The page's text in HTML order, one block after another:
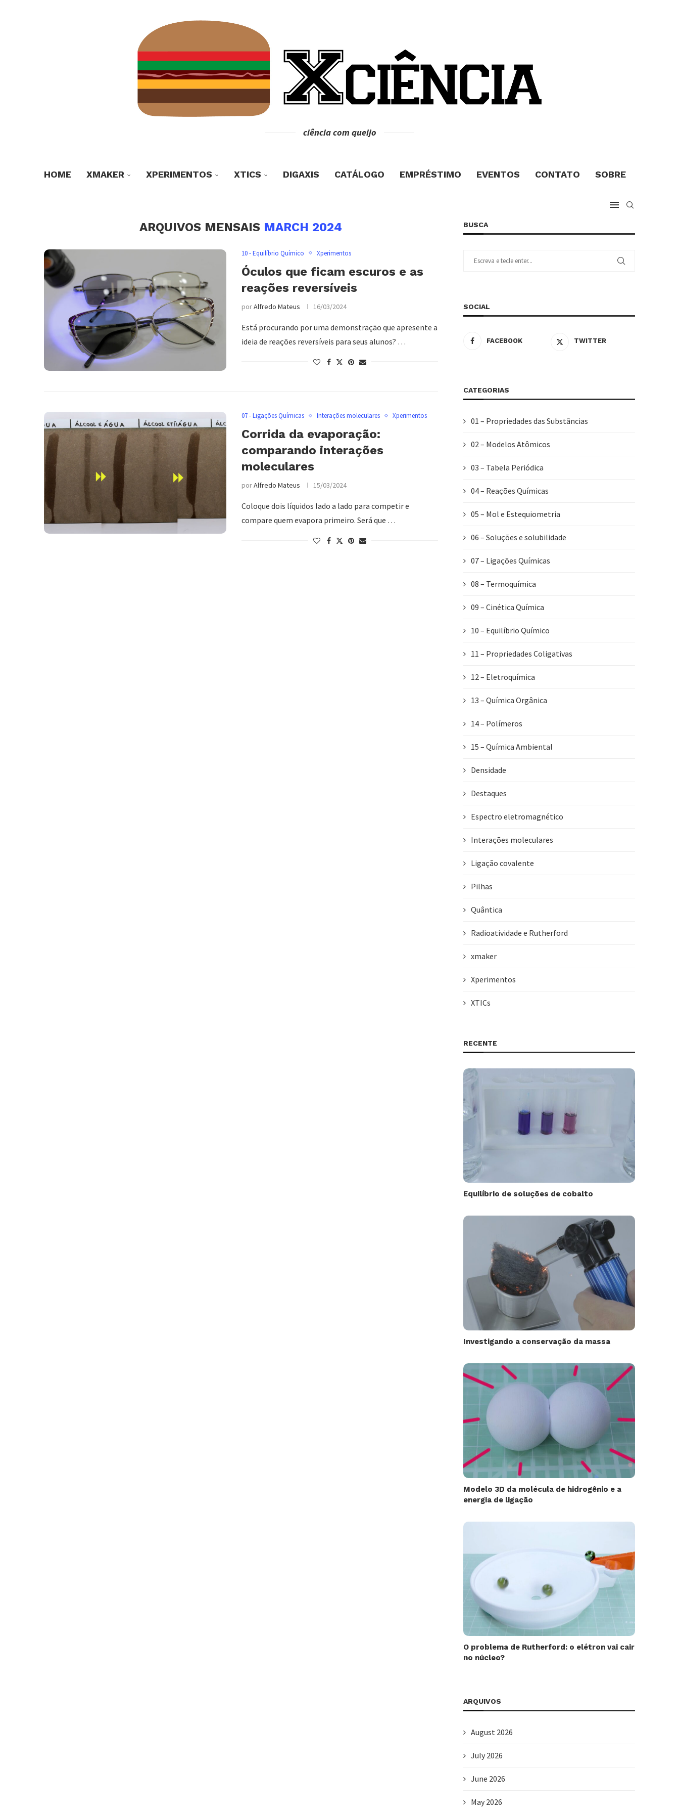
ciência com queijo
HOME XMAKER XPERIMENTOS XTICS DIGAXIS CATÁLOGO EMPRÉSTIMO EVENTOS CONTATO SOBRE
ARQUIVOS MENSAIS MARCH 2024
10 - Equilíbrio Químico Xperimentos
Óculos que ficam escuros e as
reações reversíveis
porAlfredo Mateus 16/03/2024
Está procurando por uma demonstração que apresente a
ideia de reações reversíveis para seus alunos? …
07 - Ligações Químicas Interações moleculares Xperimentos
Corrida da evaporação:
comparando interações
moleculares
porAlfredo Mateus 15/03/2024
Coloque dois líquidos lado a lado para competir e
compare quem evapora primeiro. Será que …
BUSCA
SOCIAL
FACEBOOK TWITTER
CATEGORIAS
01 – Propriedades das Substâncias
02 – Modelos Atômicos
03 – Tabela Periódica
04 – Reações Químicas
05 – Mol e Estequiometria
06 – Soluções e solubilidade
07 – Ligações Químicas
08 – Termoquímica
09 – Cinética Química
10 – Equilíbrio Químico
11 – Propriedades Coligativas
12 – Eletroquímica
13 – Química Orgânica
14 – Polímeros
15 – Química Ambiental
Densidade
Destaques
Espectro eletromagnético
Interações moleculares
Ligação covalente
Pilhas
Quântica
Radioatividade e Rutherford
xmaker
Xperimentos
XTICs
RECENTE
Equilíbrio de soluções de cobalto
Investigando a conservação da massa
Modelo 3D da molécula de hidrogênio e a
energia de ligação
O problema de Rutherford: o elétron vai cair
no núcleo?
ARQUIVOS
August 2026
July 2026
June 2026
May 2026